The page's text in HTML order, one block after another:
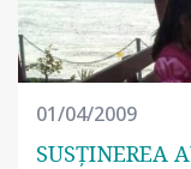
01/04/2009
SUSŢINEREA